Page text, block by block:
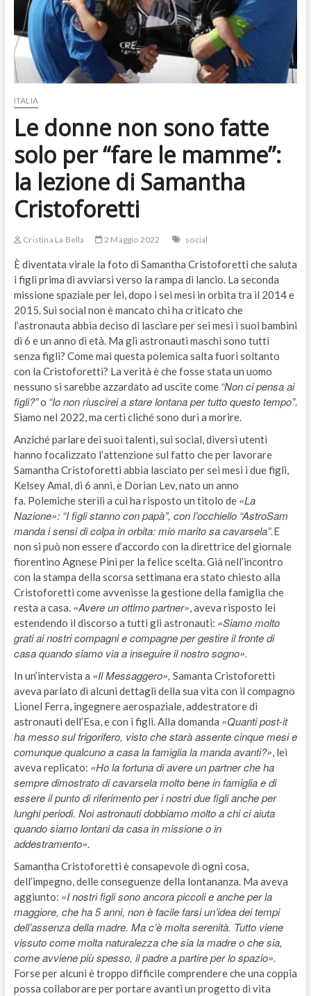
ITALIA
Le donne non sono fatte
solo per “fare le mamme”:
la lezione di Samantha
Cristoforetti
Cristina La Bella 2 Maggio 2022 social
È diventata virale la foto di Samantha Cristoforetti che saluta
i figli prima di avviarsi verso la rampa di lancio. La seconda
missione spaziale per lei, dopo i sei mesi in orbita tra il 2014 e
2015. Sui social non è mancato chi ha criticato che
l’astronauta abbia deciso di lasciare per sei mesi i suoi bambini
di 6 e un anno di età. Ma gli astronauti maschi sono tutti
senza figli? Come mai questa polemica salta fuori soltanto
con la Cristoforetti? La verità è che fosse stata un uomo
nessuno si sarebbe azzardato ad uscite come “Non ci pensa ai
figli?”o “Io non riuscirei a stare lontana per tutto questo tempo”.
Siamo nel 2022, ma certi cliché sono duri a morire.
Anziché parlare dei suoi talenti, sui social, diversi utenti
hanno focalizzato l’attenzione sul fatto che per lavorare
Samantha Cristoforetti abbia lasciato per sei mesi i due figli,
Kelsey Amal, di 6 anni, e Dorian Lev, nato un anno
fa. Polemiche sterili a cui ha risposto un titolo de «La
Nazione»: “I figli stanno con papà”, con l’occhiello “AstroSam
manda i sensi di colpa in orbita: mio marito sa cavarsela”.E
non si può non essere d’accordo con la direttrice del giornale
fiorentino Agnese Pini per la felice scelta. Già nell’incontro
con la stampa della scorsa settimana era stato chiesto alla
Cristoforetti come avvenisse la gestione della famiglia che
resta a casa. «Avere un ottimo partner», aveva risposto lei
estendendo il discorso a tutti gli astronauti: «Siamo molto
grati ai nostri compagni e compagne per gestire il fronte di
casa quando siamo via a inseguire il nostro sogno».
In un’intervista a «Il Messaggero», Samanta Cristoforetti
aveva parlato di alcuni dettagli della sua vita con il compagno
Lionel Ferra, ingegnere aerospaziale, addestratore di
astronauti dell’Esa, e con i figli. Alla domanda «Quanti post-it
ha messo sul frigorifero, visto che starà assente cinque mesi e
comunque qualcuno a casa la famiglia la manda avanti?», lei
aveva replicato: «Ho la fortuna di avere un partner che ha
sempre dimostrato di cavarsela molto bene in famiglia e di
essere il punto di riferimento per i nostri due figli anche per
lunghi periodi. Noi astronauti dobbiamo molto a chi ci aiuta
quando siamo lontani da casa in missione o in
addestramento».
Samantha Cristoforetti è consapevole di ogni cosa,
dell’impegno, delle conseguenze della lontananza. Ma aveva
aggiunto: «I nostri figli sono ancora piccoli e anche per la
maggiore, che ha 5 anni, non è facile farsi un’idea dei tempi
dell’assenza della madre. Ma c’è molta serenità. Tutto viene
vissuto come molta naturalezza che sia la madre o che sia,
come avviene più spesso, il padre a partire per lo spazio».
Forse per alcuni è troppo difficile comprendere che una coppia
possa collaborare per portare avanti un progetto di vita